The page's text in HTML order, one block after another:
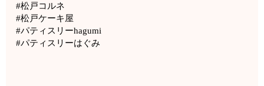
#松戸コルネ
#松戸ケーキ屋
#パティスリーhagumi
#パティスリーはぐみ